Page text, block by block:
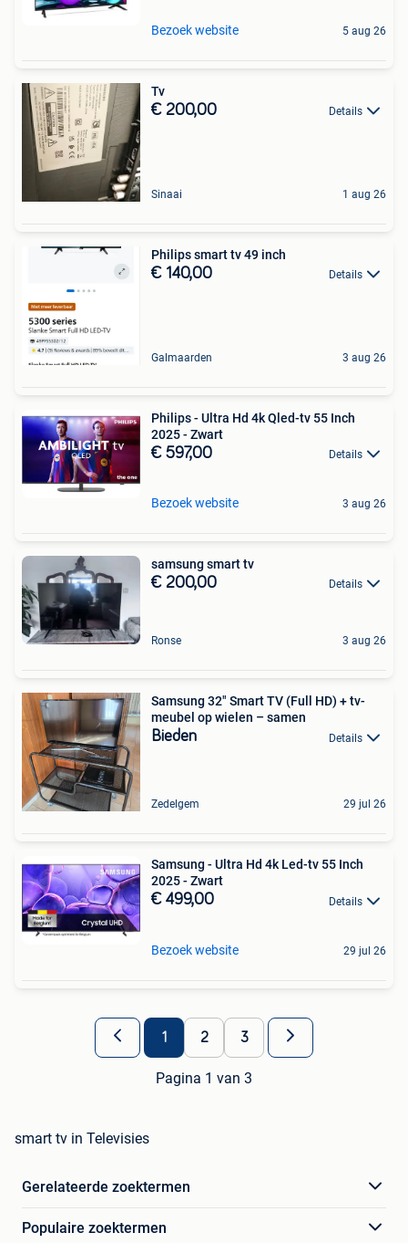
Bezoek website 5 aug 26
Tv
€ 200,00 Details
Sinaai 1 aug 26
Philips smart tv 49 inch
€ 140,00 Details
Galmaarden 3 aug 26
Philips - Ultra Hd 4k Qled-tv 55 Inch
2025 - Zwart
€ 597,00 Details
Bezoek website 3 aug 26
samsung smart tv
€ 200,00 Details
Ronse 3 aug 26
Samsung 32" Smart TV (Full HD) + tv-
meubel op wielen – samen
Bieden Details
Zedelgem 29 jul 26
Samsung - Ultra Hd 4k Led-tv 55 Inch
2025 - Zwart
€ 499,00 Details
Bezoek website 29 jul 26
1 2 3
Pagina 1 van 3
smart tv in Televisies
Gerelateerde zoektermen
Populaire zoektermen